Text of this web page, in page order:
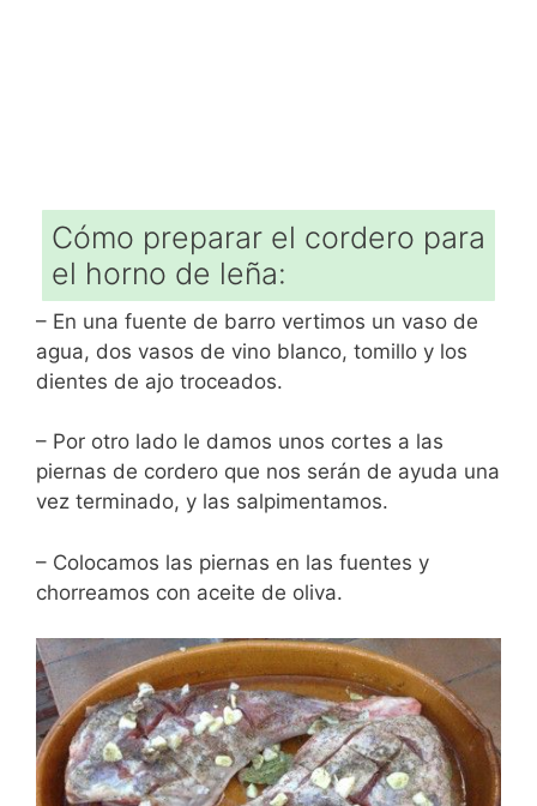
Cómo preparar el cordero para
el horno de leña:
– En una fuente de barro vertimos un vaso de
agua, dos vasos de vino blanco, tomillo y los
dientes de ajo troceados.
– Por otro lado le damos unos cortes a las
piernas de cordero que nos serán de ayuda una
vez terminado, y las salpimentamos.
– Colocamos las piernas en las fuentes y
chorreamos con aceite de oliva.